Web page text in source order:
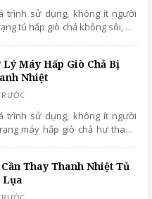
trình sử dụng, không ít người
tủ hấp giò chả không sôi, dù
phức tạp nếu bạn biết cách
hướng
Lý Máy Hấp Giò Chả Bị
Nhiệt
trình sử dụng, không ít người
máy hấp giò chả hư thanh
Thay Thanh Nhiệt Tủ
Lụa